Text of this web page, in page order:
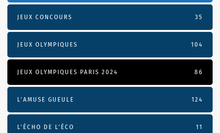
JEUX CONCOURS 35
JEUX OLYMPIQUES 104
JEUX OLYMPIQUES PARIS 2024 86
L'AMUSE GUEULE 124
L’ÉCHO DE L’ÉCO 11